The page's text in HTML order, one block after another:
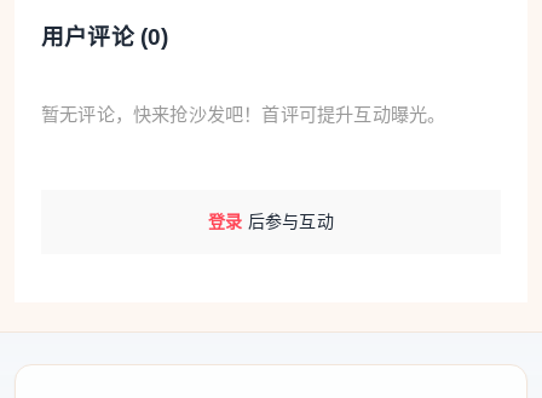
用户评论 (0)
暂无评论，快来抢沙发吧！首评可提升互动曝光。
登录 后参与互动